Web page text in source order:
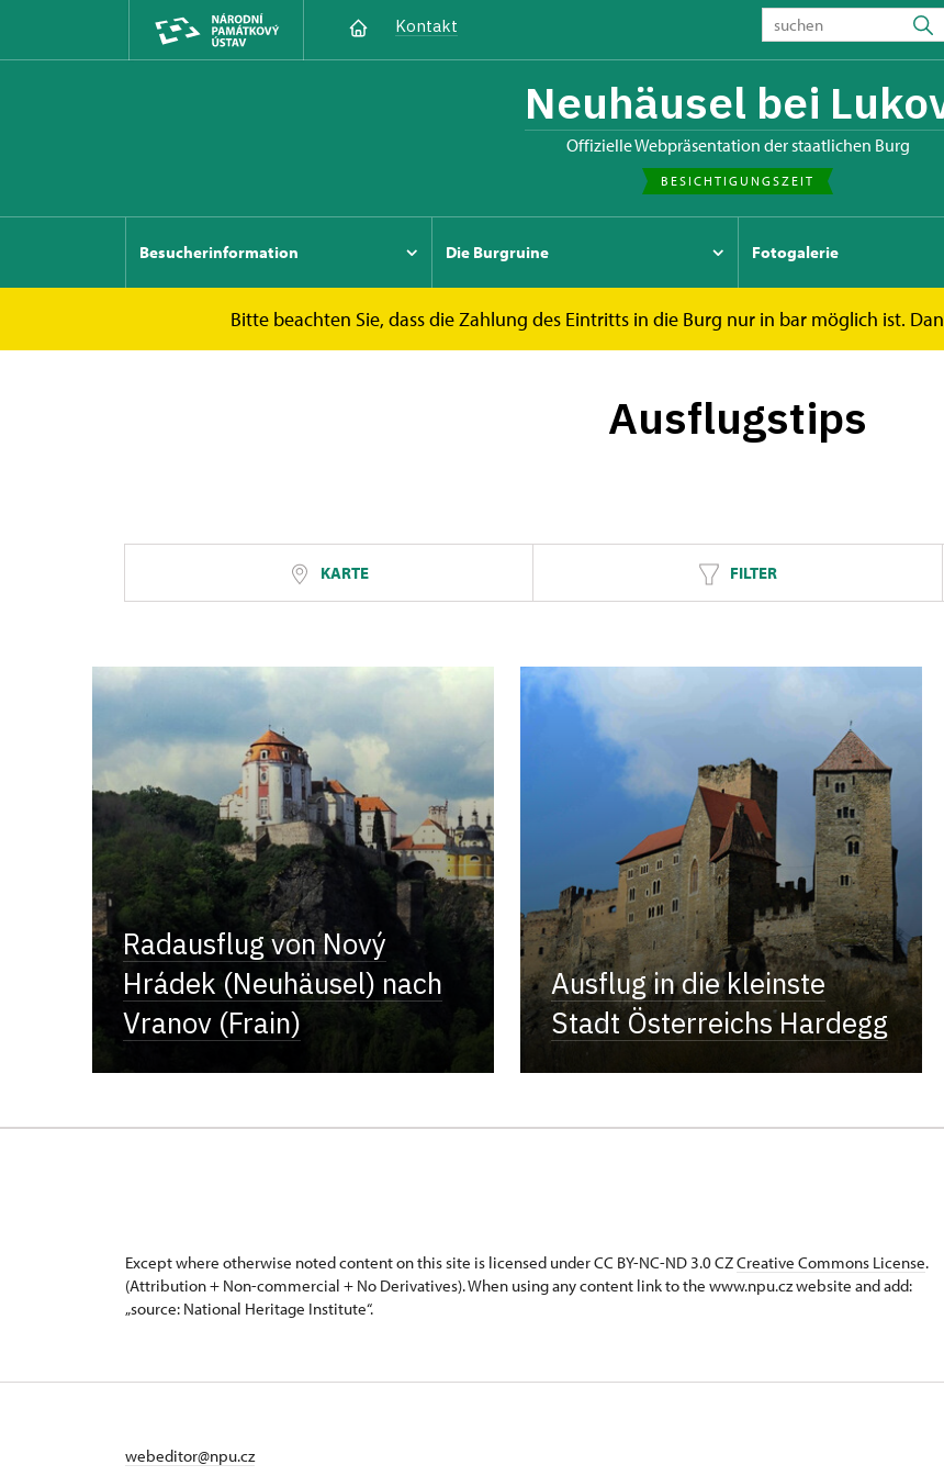
Kontakt
Neuhäusel bei
offizielle Webpräsentation der staatlichen Burg
BESICHTIGUNGSZEIT
Besucherinformation Die Burgruine Fotogalerie
Bitte beachten Sie, dass die Zahlung des Eintritts in die Burg nur in bar möglich ist.
Ausflugstips
Ausflugstips
KARTE FILTER
Radausflug von Nový
Hrádek (Neuhäusel) nach
Vranov (Frain)
Ausflug in die kleinste
Stadt Österreichs Hardegg
Except where otherwise noted content on this site is licensed under CC BY-NC-ND 3.0 CZCreative Commons License.
(Attribution + Non-commercial + No Derivatives). When using any content link to the www.npu.cz website and add:
„source: National Heritage Institute“.
webeditor@npu.cz